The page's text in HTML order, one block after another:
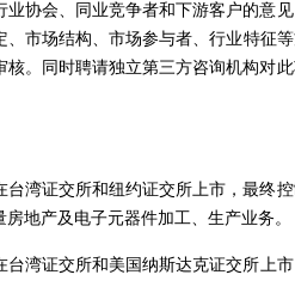
会、同业竞争者和下游客户的意见
、市场结构、市场参与者、行业特征
。同时聘请独立第三方咨询机构对
湾证交所和纽约证交所上市，最终
地产及电子元器件加工、生产业务。
台湾证交所和美国纳斯达克证交所上